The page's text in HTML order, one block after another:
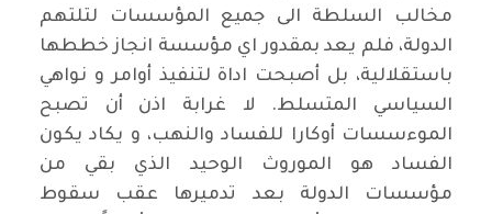
مخالب السلطة الى جميع المؤسسات لتلتهم
الدولة، فلم يعد بمقدور اي مؤسسة انجاز خططها
باستقلالية، بل أصبحت اداة لتنفيذ أوامر و نواهي
السياسي المتسلط. لا غرابة اذن أن تصبح
الموءسسات أوكارا للفساد والنهب، و يكاد يكون
الفساد هو الموروث الوحيد الذي بقي من
مؤسسات الدولة بعد تدميرها عقب سقوط